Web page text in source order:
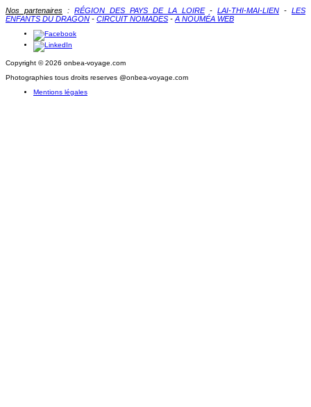
Nos partenaires : RÉGION DES PAYS DE LA LOIRE- LAI-THI-MAI-LIEN - LES
ENFANTS DU DRAGON - CIRCUIT NOMADES - A NOUMÉA WEB
Copyright © 2026 onbea-voyage.com
Photographies tous droits reserves @onbea-voyage.com
Mentions légales